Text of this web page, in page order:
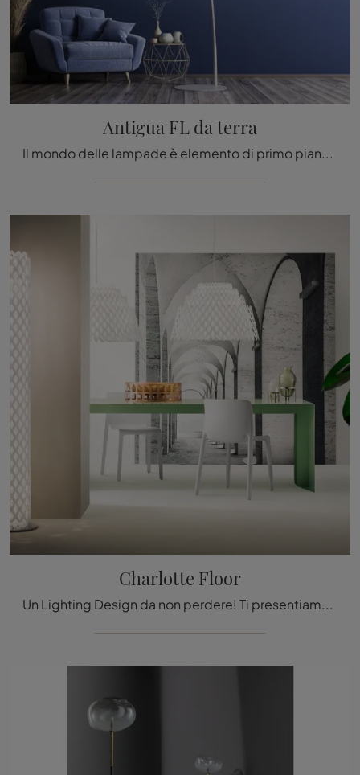
Antigua FL da terra
Il mondo delle lampade è elemento di primo piano di ogni ambiente dato che accompagna tutte le attività che compiamo: design e innovazione tecnica si ...
Charlotte Floor
Un Lighting Design da non perdere! Ti presentiamo la lampada da terra Charlotte Floor di Slamp.